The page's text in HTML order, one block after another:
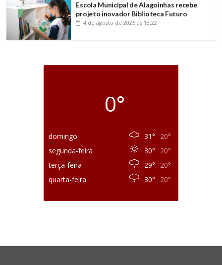
Escola Municipal de Alagoinhas recebe
projeto inovador Biblioteca Futuro
4 de agosto de 2026 às 13:22
0°
domingo 31°
20°
segunda-feira
30°
20°
terça-feira
29°
20°
quarta-feira
30° 20°